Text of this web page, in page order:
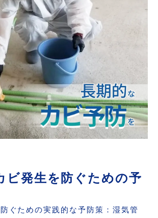
ビ発生を防ぐための予
ぐための実践的な予防策：湿気管